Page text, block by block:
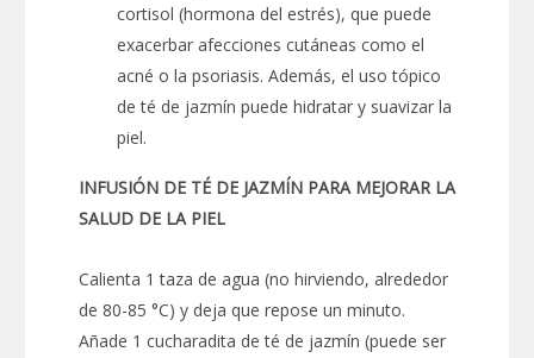
cortisol (hormona del estrés), que puede
exacerbar afecciones cutáneas como el
acné o la psoriasis. Además, el uso tópico
de té de jazmín puede hidratar y suavizar la
piel.
INFUSIÓN DE TÉ DE JAZMÍN PARA MEJORAR LA
SALUD DE LA PIEL
Calienta 1 taza de agua (no hirviendo, alrededor
de 80-85 °C) y deja que repose un minuto.
Añade 1 cucharadita de té de jazmín (puede ser